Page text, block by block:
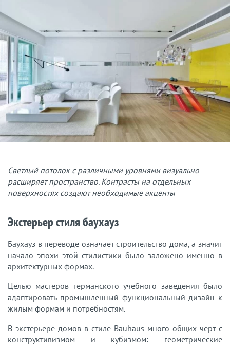
Светлый потолок с различными уровнями визуально
расширяет пространство. Контрасты на отдельных
поверхностях создают необходимые акценты
Экстерьер стиля баухауз
Баухауз в переводе означает строительство дома, а значит
начало эпохи этой стилистики было заложено именно в
архитектурных формах.
Целью мастеров германского учебного заведения было
адаптировать промышленный функциональный дизайн к
жилым формам и потребностям.
В экстерьере домов в стиле Bauhaus много общих черт с
конструктивизмом и кубизмом: геометрические